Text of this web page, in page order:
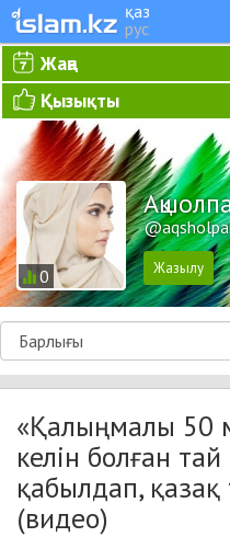
қаз
рус
Жаңа
Қызықты
0
«Қалыңмалы 50
келін болған
қабылдап, қазақ
(видео)